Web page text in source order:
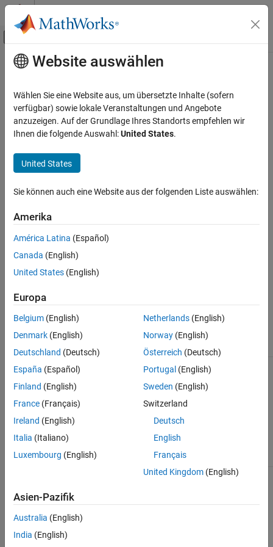
Weiter zum Inhalt
Umschaltung für Off-Canvas-
Startseite der Dokumentation
Bioinformatics Toolbox
High-Throughput Sequencing
getDictionary
Description
Input Arguments
Output Arguments
See Also
Hauptinhalt
getDictionary
Class:BioIndexedFile
Retrieve reference sequence names from SAM-formatted source
Syntax
Dict= getDictionary(BioIFobj)
Description
= getDictionary(
unique character vectors specifying the names of the reference
sequences in the SAM-formatted source file associated with
Input Arguments
BioIFobj Object of theBioIndexedFile
Output Arguments
Dict
Cell array of unique character vectors
names in the SAM-formatted source
file associated with
BioIndexedFile object.
Topics
Website auswählen
Wählen Sie eine Website aus, um übersetzte Inhalte (sofern
verfügbar) sowie lokale Veranstaltungen und Angebote
anzuzeigen. Auf der Grundlage Ihres Standorts empfehlen wir
Ihnen die folgende Auswahl:United States.
United States
Sie können auch eine Website aus der folgenden Liste auswählen:
Amerika
América Latina (Español)
Canada (English)
United States (English)
Europa
Belgium (English)
Denmark (English)
Deutschland (Deutsch)
España (Español)
Finland (English)
France (Français)
Ireland (English)
Italia (Italiano)
Luxembourg (English)
Netherlands(English)
Norway(English)
Österreich (Deutsch)
Portugal (English)
Sweden (English)
Switzerland
Deutsch
English
Français
United Kingdom(English)
Asien-Pazifik
Australia (English)
India (English)